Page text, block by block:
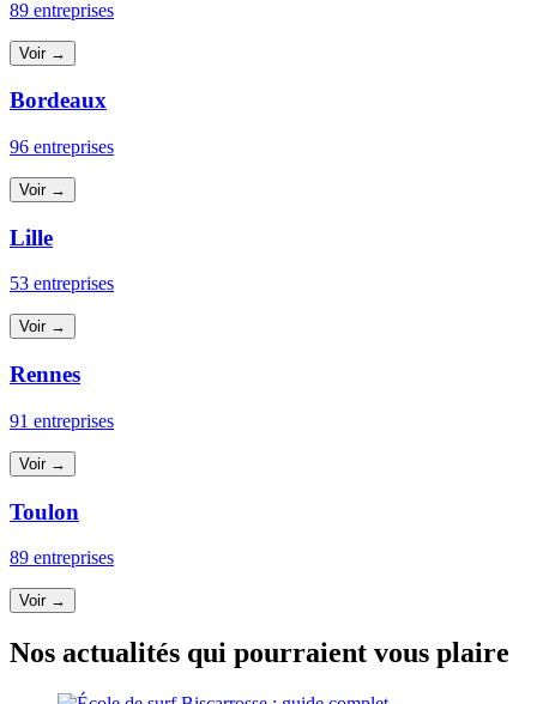
89 entreprises
Voir →
Bordeaux
96 entreprises
Voir →
Lille
53 entreprises
Voir →
Rennes
91 entreprises
Voir →
Toulon
89 entreprises
Voir →
Nos actualités qui pourraient vous plaire